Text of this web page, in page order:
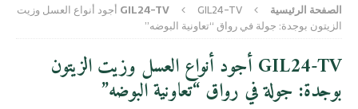
الصفحة الرئيسية GIL24-TV GIL24-TV أجود أنواع العسل وزيت
الزيتون بوجدة: جولة في رواق “تعاونية البوضه”
GIL24-TV أجود أنواع العسل وزيت الزيتون
بوجدة: جولة في رواق “تعاونية البوضه”